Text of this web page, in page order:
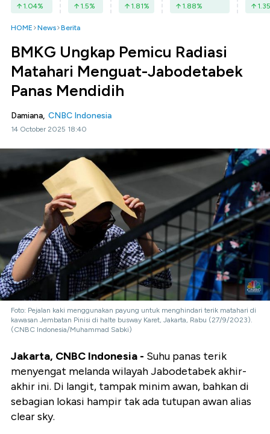
1.04% 1.5% 1.81% 1.88% 1.35
HOME News Berita
BMKG Ungkap Pemicu Radiasi
Matahari Menguat-Jabodetabek
Panas Mendidih
Damiana, CNBC Indonesia
14 October 2025 18:40
Foto: Pejalan kaki menggunakan payung untuk menghindari terik matahari di
kawasan Jembatan Pinisi di halte busway Karet, Jakarta, Rabu (27/9/2023).
(CNBC Indonesia/Muhammad Sabki)
Jakarta, CNBC Indonesia - Suhu panas terik
menyengat melanda wilayah Jabodetabek akhir-
akhir ini. Di langit, tampak minim awan, bahkan di
sebagian lokasi hampir tak ada tutupan awan alias
clear sky.